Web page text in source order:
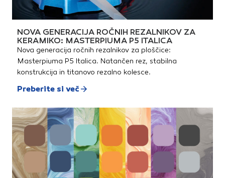
NOVA GENERACIJA ROČNIH REZALNIKOV ZA
KERAMIKO: MASTERPIUMA P5 ITALICA
Nova generacija ročnih rezalnikov za ploščice:
Masterpiuma P5 Italica. Natančen rez, stabilna
konstrukcija in titanovo rezalno kolesce.
Preberite si več